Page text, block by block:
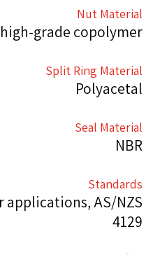
Nut Material
grade copolymer.
Split Ring Material
Polyacetal
Seal Material
NBR
Standards
applications, AS/NZS
4129